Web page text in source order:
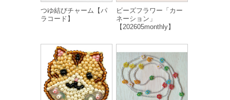
つゆ結びチャーム【パ
ラコード】
ビーズフラワー「カー
ネーション」
【202605monthly】